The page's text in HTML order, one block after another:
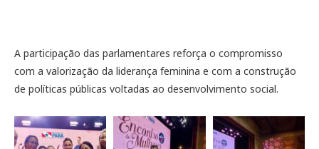
A participação das parlamentares reforça o compromisso
com a valorização da liderança feminina e com a construção
de políticas públicas voltadas ao desenvolvimento social.